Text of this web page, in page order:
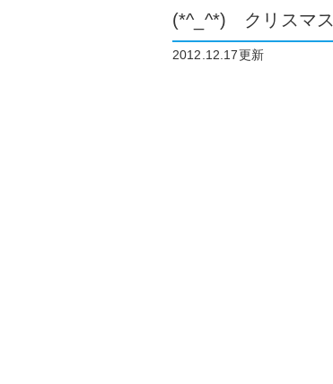
(*^_^*) クリスマス
2012.12.17更新